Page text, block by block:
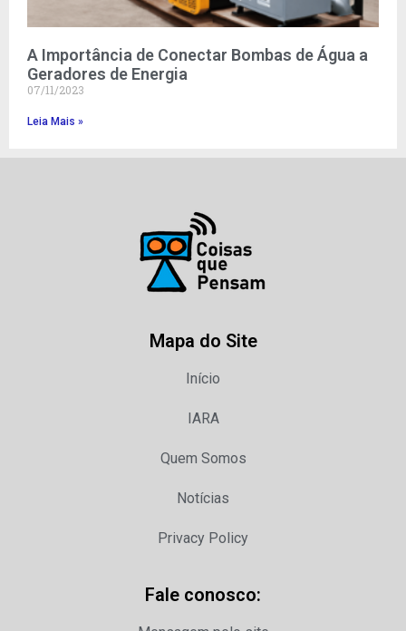
A Importância de Conectar Bombas de Água a
Geradores de Energia
07/11/2023
Leia Mais »
Mapa do Site
Início
IARA
Quem Somos
Notícias
Privacy Policy
Fale conosco: